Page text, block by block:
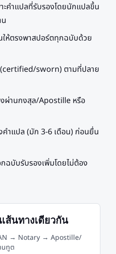
ะคำแปลที่รับรองโดยนักแปลขึ้น
ห้ตรงพาสปอร์ตทุกฉบับด้วย
(certified/sworn) ตามที่ปลาย
งผ่านกงสุล/Apostille หรือ
ำแปล (มัก 3-6 เดือน) ก่อนยื่น
ฉบับรับรองเพิ่มโดยไม่ต้อง
ส้นทางเดียวกัน
→ Notary → Apostille/
ทูต